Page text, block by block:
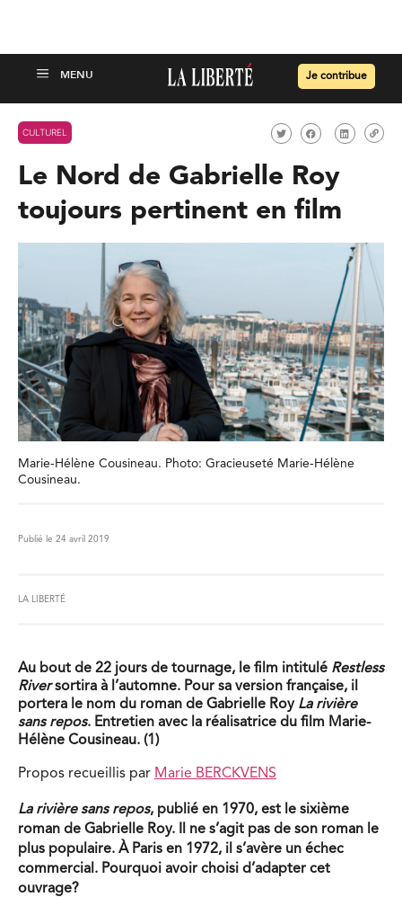
Je contribue
CULTUREL
Le Nord de Gabrielle Roy
toujours pertinent en film
Marie-Hélène Cousineau. Photo: Gracieuseté Marie-Hélène
Cousineau.
Publié le 24 avril 2019
LA LIBERTÉ
Au bout de 22 jours de tournage, le film intitulé Restless
Riversortira à l’automne. Pour sa version française, il
portera le nom du roman de Gabrielle Roy La rivière
sans repos. Entretien avec la réalisatrice du film Marie-
Hélène Cousineau. (1)
Propos recueillis par Marie BERCKVENS
La rivière sans repos, publié en 1970, est le sixième
roman de Gabrielle Roy. Il ne s’agit pas de son roman le
plus populaire. À Paris en 1972, il s’avère un échec
commercial. Pourquoi avoir choisi d’adapter cet
ouvrage?